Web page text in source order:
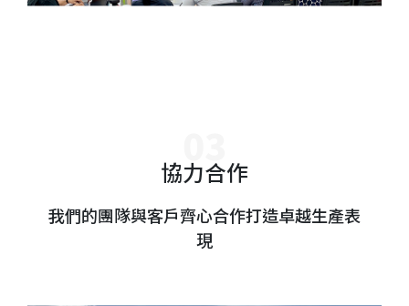
協力合作
我們的團隊與客戶齊心合作打造卓越生產表
現